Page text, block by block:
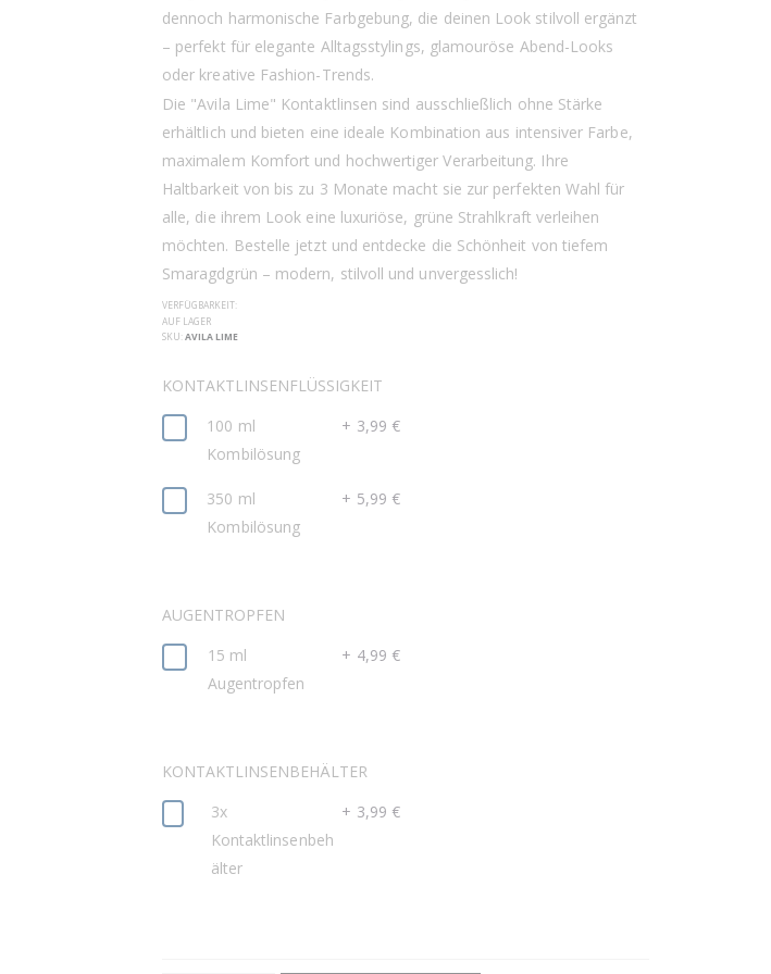
dennoch harmonische Farbgebung, die deinen Look stilvoll ergänzt
– perfekt für elegante Alltagsstylings, glamouröse Abend-Looks
oder kreative Fashion-Trends.
Die "Avila Lime" Kontaktlinsen sind ausschließlich ohne Stärke
erhältlich und bieten eine ideale Kombination aus intensiver Farbe,
maximalem Komfort und hochwertiger Verarbeitung. Ihre
Haltbarkeit von bis zu 3 Monate macht sie zur perfekten Wahl für
alle, die ihrem Look eine luxuriöse, grüne Strahlkraft verleihen
möchten. Bestelle jetzt und entdecke die Schönheit von tiefem
Smaragdgrün – modern, stilvoll und unvergesslich!
VERFÜGBARKEIT:
AUF LAGER
SKU AVILA LIME
KONTAKTLINSENFLÜSSIGKEIT
100 ml
Kombilösung
+ 3,99 €
350 ml
Kombilösung
+ 5,99 €
AUGENTROPFEN
15 ml
Augentropfen
+ 4,99 €
KONTAKTLINSENBEHÄLTER
3x
Kontaktlinsenbeh
älter
+ 3,99 €